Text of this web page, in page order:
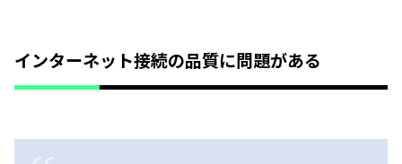
インターネット接続の品質に問題がある